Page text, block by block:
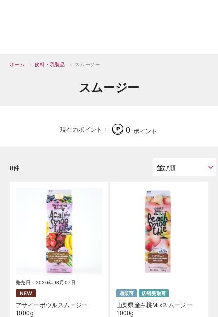
ホーム > 飲料・乳製品 > スムージー
スムージー
現在のポイント 0 ポイント
8件
発売日：2026年08月07日
アサイーボウルスムージー
1000g
山梨県産白桃Mixスムージー
1000g